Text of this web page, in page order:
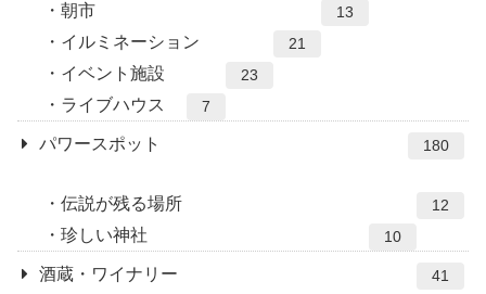
朝市 13
イルミネーション 21
イベント施設 23
ライブハウス 7
パワースポット 180
伝説が残る場所 12
珍しい神社 10
酒蔵・ワイナリー 41